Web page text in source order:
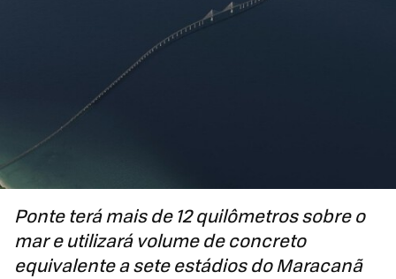
Ponte terá mais de 12 quilômetros sobre o
mar e utilizará volume de concreto
equivalente a sete estádios do Maracanã